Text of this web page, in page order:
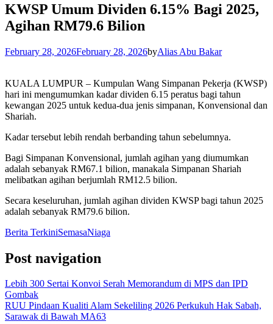
KWSP Umum Dividen 6.15% Bagi 2025,
Agihan RM79.6 Bilion
February 28, 2026February 28, 2026byAlias Abu Bakar
KUALA LUMPUR – Kumpulan Wang Simpanan Pekerja (KWSP)
hari ini mengumumkan kadar dividen 6.15 peratus bagi tahun
kewangan 2025 untuk kedua-dua jenis simpanan, Konvensional dan
Shariah.
Kadar tersebut lebih rendah berbanding tahun sebelumnya.
Bagi Simpanan Konvensional, jumlah agihan yang diumumkan
adalah sebanyak RM67.1 bilion, manakala Simpanan Shariah
melibatkan agihan berjumlah RM12.5 bilion.
Secara keseluruhan, jumlah agihan dividen KWSP bagi tahun 2025
adalah sebanyak RM79.6 bilion.
Berita TerkiniSemasaNiaga
Post navigation
Lebih 300 Sertai Konvoi Serah Memorandum di MPS dan IPD
Gombak
RUU Pindaan Kualiti Alam Sekeliling 2026 Perkukuh Hak Sabah,
Sarawak di Bawah MA63